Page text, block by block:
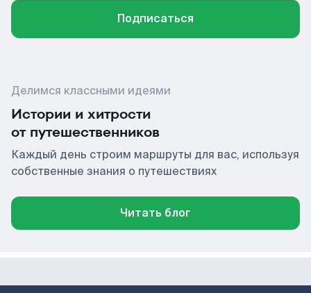
Подписаться
Делимся классными идеями
Истории и хитрости
от путешественников
Каждый день строим маршруты для вас, используя
собственные знания о путешествиях
Читать блог